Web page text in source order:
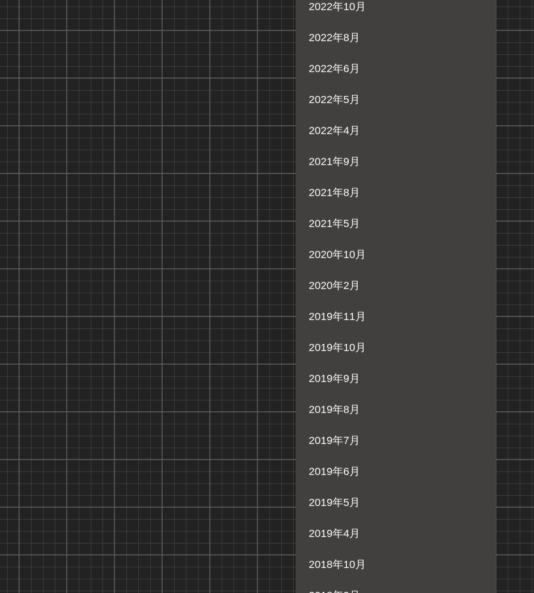
2022年10月
2022年8月
2022年6月
2022年5月
2022年4月
2021年9月
2021年8月
2021年5月
2020年10月
2020年2月
2019年11月
2019年10月
2019年9月
2019年8月
2019年7月
2019年6月
2019年5月
2019年4月
2018年10月